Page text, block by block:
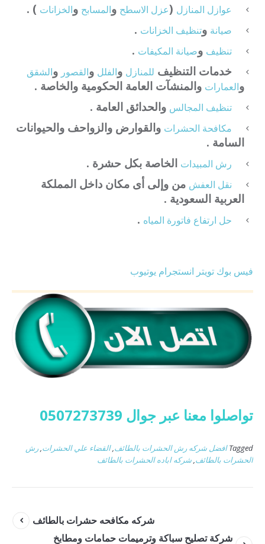
عوازل المنازل (عزل الاسطح والمسابح والخزانات ) .
صيانة وتنظيف الخزانات .
تنظيف وصيانة المكيفات .
خدمات التنظيف للمنازل والفلل والقصور والشقق
والعمارات والمنشآت العامة الحكومية والخاصة .
تنظيف المجالس والحدائق العامة .
مكافحة الحشرات والقوارض والزواحف والحيوانات
السامة .
رش المبيدات الخاصة بكل حشرة .
نقل العفش من وإلى أى مكان داخل المملكة
العربية السعودية .
حل ارتفاع فاتورة المياه .
فيس بوك تويتر انستجرام يوتيوب
تواصلوا معنا عبر جوال 0507273739
Tagged افضل شركه رش الحشرات بالطائف,القضاء علي الحشرات,رش
الحشرات بالطائف,شركه اباده الحشرات بالطائف
شركه مكافحه حشرات بالطائف
شركة تصليح سباكة وترميمات حمامات ومطابخ